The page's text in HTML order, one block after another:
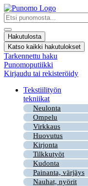
Mene
sisältöön
Search
...
Hakutulosta
Katso kaikki hakutulokset
Tarkennettu haku
Punomoputiikki
Kirjaudu tai rekisteröidy
Tekstiilityön
tekniikat
Neulonta
Ompelu
Virkkaus
Huovutus
Kirjonta
Tilkkutyöt
Kudonta
Painanta, värjäys
Nauhat, nyörit